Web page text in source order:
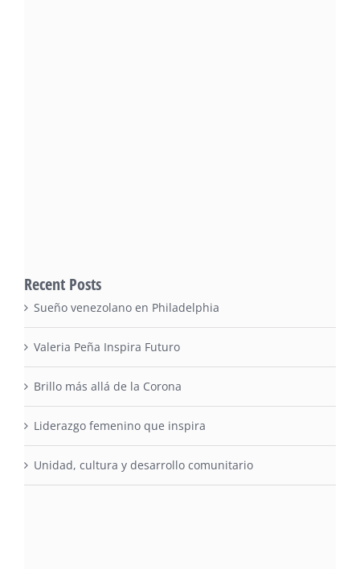
Recent Posts
Sueño venezolano en Philadelphia
Valeria Peña Inspira Futuro
Brillo más allá de la Corona
Liderazgo femenino que inspira
Unidad, cultura y desarrollo comunitario